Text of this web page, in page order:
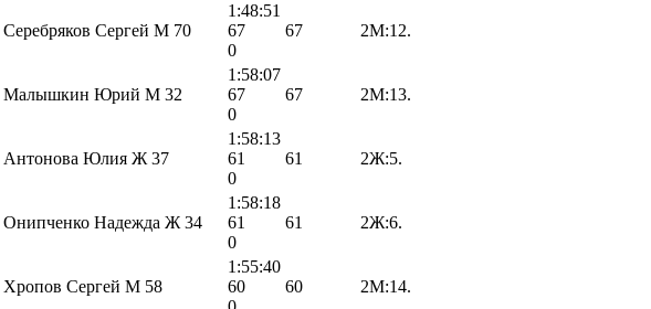
Серебряков Сергей М 70
1:48:51
67
0
67 2М:12.
Малышкин Юрий М 32
1:58:07
67
0
67 2М:13.
Антонова Юлия Ж 37
1:58:13
61
0
61 2Ж:5.
Онипченко Надежда Ж 34
1:58:18
61
0
61 2Ж:6.
Хропов Сергей М 58
1:55:40
60
60 2М:14.